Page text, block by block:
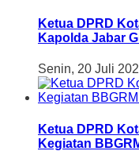
Ketua DPRD
Kapolda Jabar
Senin, 20 Juli
Ketua DPRD
Kegiatan